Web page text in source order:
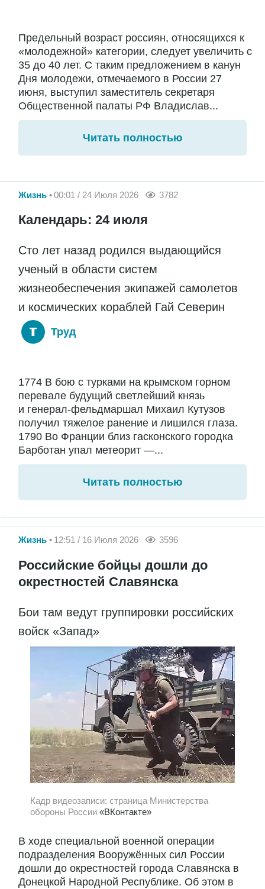
Предельный возраст россиян, относящихся к
«молодежной» категории, следует увеличить с
35 до 40 лет. С таким предложением в канун
Дня молодежи, отмечаемого в России 27
июня, выступил заместитель секретаря
Общественной палаты РФ Владислав...
Читать полностью
Жизнь 00:01 / 24 Июля 2026 3782
Календарь: 24 июля
Сто лет назад родился выдающийся
ученый в области систем
жизнеобеспечения экипажей самолетов
и космических кораблей Гай Северин
Труд
1774 В бою с турками на крымском горном
перевале будущий светлейший князь
и генерал-фельдмаршал Михаил Кутузов
получил тяжелое ранение и лишился глаза.
1790 Во Франции близ гасконского городка
Барботан упал метеорит —...
Читать полностью
Жизнь 12:51 / 16 Июля 2026 3596
Российские бойцы дошли до
окрестностей Славянска
Бои там ведут группировки российских
войск «Запад»
Кадр видеозаписи: страница Министерства
обороны России «ВКонтакте»
В ходе специальной военной операции
подразделения Вооружённых сил России
дошли до окрестностей города Славянска в
Донецкой Народной Республике. Об этом в